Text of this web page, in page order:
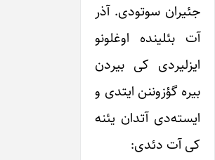
جئیران سوتودی. آذر
آت بئلینده اوغلونو
ایزلیردی کی بیردن
بیره گؤزوننن ایتدی و
ایسته‌دی ‌آتدان یئنه
کی آت دئدی: